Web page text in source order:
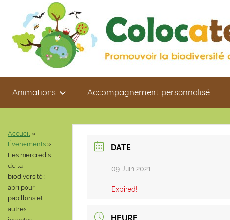
contenu
Colocaterre
Promouvoir
la
proximité
Animations Accompagnement personnalisé
Accueil »
Évenements »
Les mercredis
de la
biodiversité :
abri pour
papillons et
autres
DATE
09 Juin 2021
Expired!
HEURE